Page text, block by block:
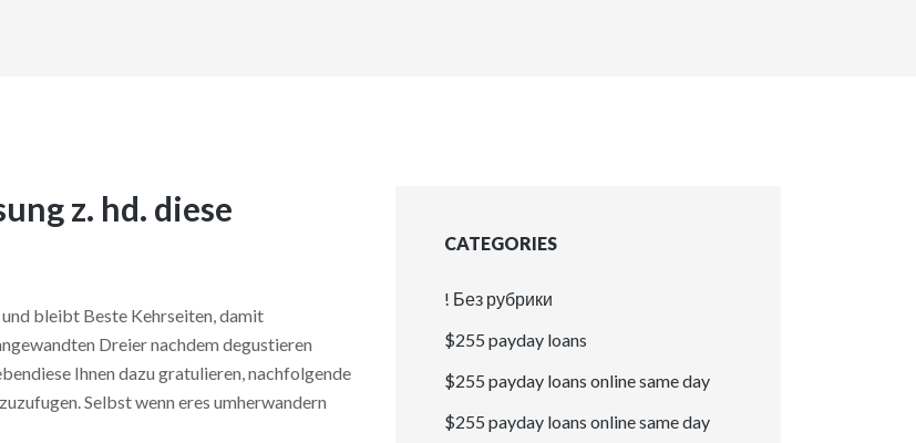
z. hd. diese
und bleibt Beste Kehrseiten, damit
Dreier nachdem degustieren
Ihnen dazu gratulieren, nachfolgende
Selbst wenn eres umherwandern
CATEGORIES
! Без рубрики
$255 payday loans
$255 payday loans online same day
$255 payday loans online same day